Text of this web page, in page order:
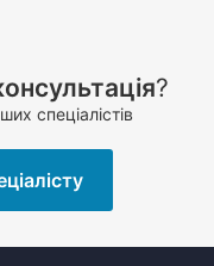
?
спеціалістів